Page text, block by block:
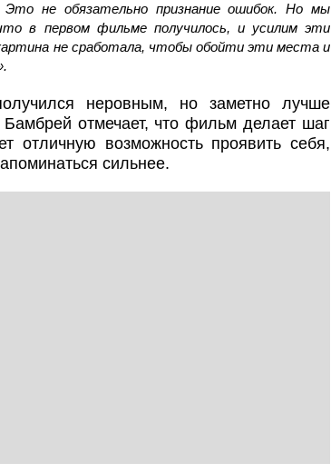
не обязательно признание ошибок. Но мы
в первом фильме получилось, и усилим эти
не сработала, чтобы обойти эти места и
неровным, но заметно лучше
отмечает, что фильм делает шаг
отличную возможность проявить себя,
сильнее.